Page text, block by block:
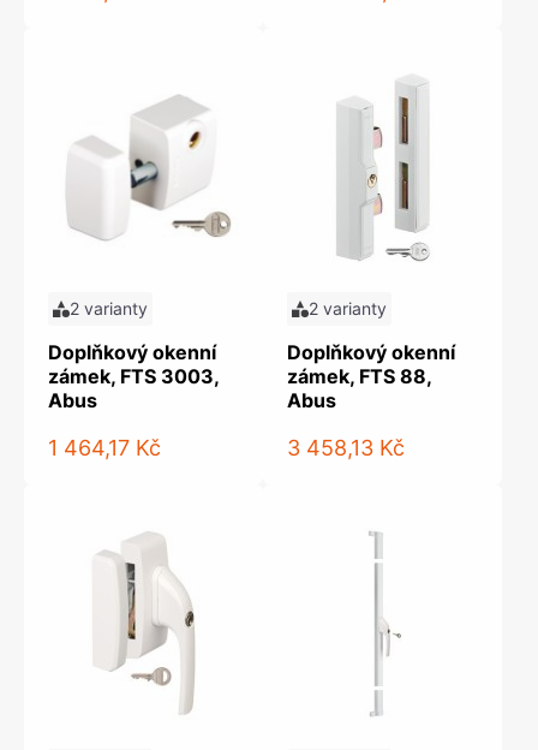
2 varianty
Doplňkový okenní
zámek, FTS 3003,
Abus
1 464,17 Kč
2 varianty
Doplňkový okenní
zámek, FTS 88,
Abus
3 458,13 Kč